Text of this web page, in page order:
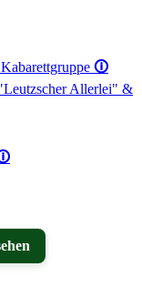
🛈
Allerlei" &